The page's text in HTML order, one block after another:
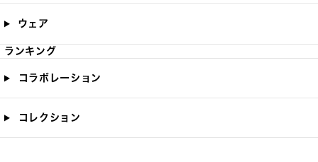
ウェア
ランキング
コラボレーション
コレクション